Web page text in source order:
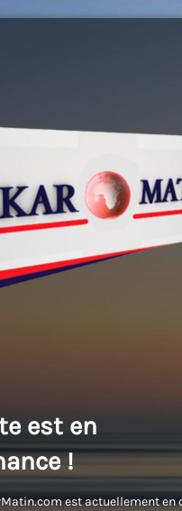
est en
!
est actuellement en